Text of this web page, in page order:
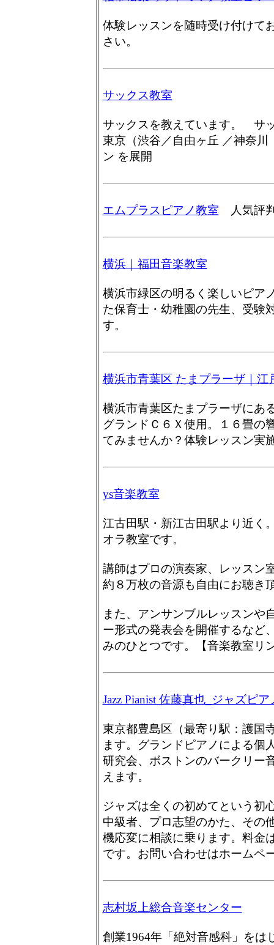
体験レッスンを随時受け付けて
さい。
サックス教室
サックスを教えています。 サ
東京（渋谷／自由ヶ丘 ／神奈
ン を展開
エムプラスピアノ教室 人気評
横浜｜福田音楽教室
横浜市緑区の明るく楽しいピア
た保育士・幼稚園の先生、受験
す。
横浜市青葉区 たまプラーザ｜江
横浜市青葉区たまプラーザにあ
グランドＣ６Ｘ使用。１６畳の
てみませんか？体験レッスン実
ys音楽教室
江古田駅・新江古田駅より近く
オラ教室です。
講師はプロの演奏家、レッスン
約８万枚の音源も自由にお聴き
また、アンサンブルレッスンや
ー形式の発表会を開催するなど
みのひとつです。【音楽教室リ
Jazz Pianist 佐藤真也_ジャズピア
東京都豊島区（最寄り駅：護国
ます。グランドピアノによる個
研究会、ボストンのバークリー
えます。
ジャズは全くの初めてという初
中級者、プロ志望のかた、その
機応変に相談に乗ります。料金
です。お問い合わせはホームペ
志村坂上総合音楽センター
創業1964年「絶対音感科」をは